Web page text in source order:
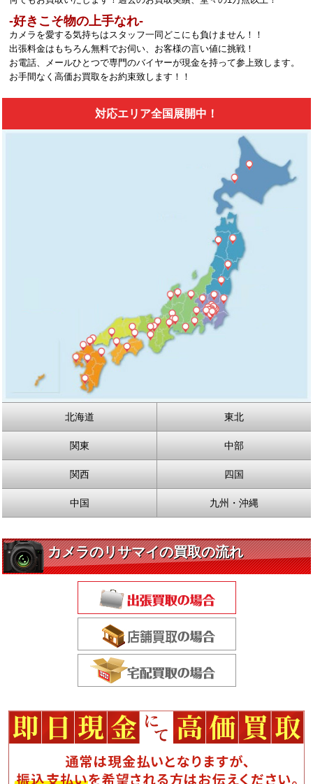
‐好きこそ物の上手なれ‐
カメラを愛する気持ちはスタッフ一同どこにも負けません！！
出張料金はもちろん無料でお伺い、お客様の言い値に挑戦！
お電話、メールひとつで専門のバイヤーが現金を持って参上致します。
お手間なく高価お買取をお約束致します！！
対応エリア全国展開中！
北海道 東北
関東 中部
関西 四国
中国 九州・沖縄